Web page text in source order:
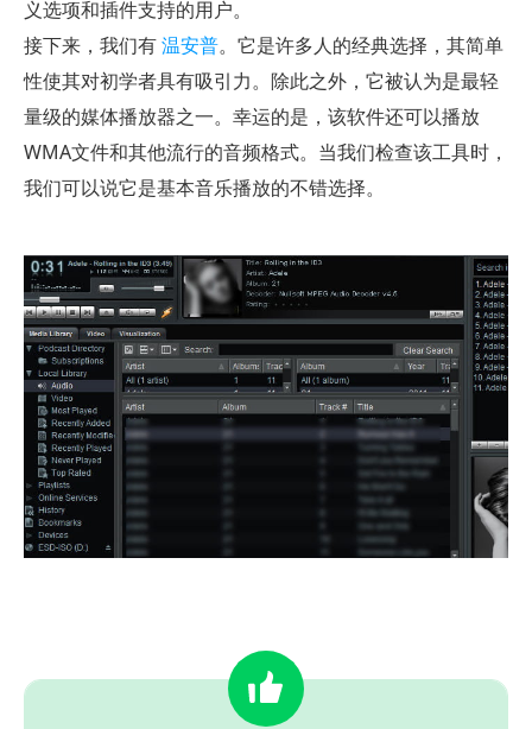
义选项和插件支持的用户。
接下来，我们有温安普。它是许多人的经典选择，其简单
性使其对初学者具有吸引力。除此之外，它被认为是最轻
量级的媒体播放器之一。幸运的是，该软件还可以播放
WMA文件和其他流行的音频格式。当我们检查该工具时，
我们可以说它是基本音乐播放的不错选择。